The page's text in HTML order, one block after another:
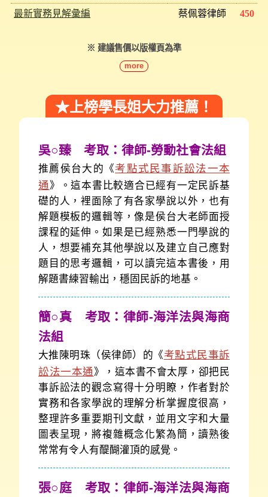
最新實務見解彙編 蔡佩蓉律師 450
※ 建議售價以版權頁為準
more
★上榜學長姐大力推薦！
吳○臻 考取：律師-勞動社會法組
推薦侯台大的《考點式民事訴訟法一本
通》。這本書比較適合已經有一定民訴基
礎的人，裡面除了有各家學說以外，也有
解題模板的邏輯等，像是侯台大老師面授
課程的延伸。如果是已經熟悉一門學說的
人，想要補充其他學說以及建立自己應對
題目的思考邏輯，可以讀完這本書後，用
解題書練習輸出，穩固民訴的地基。
簡○真 考取：律師-海洋法與海商
法組
大推陳明珠（侯律師）的《考點式民事訴
訟法一本通》，這本書不會太厚，卻把民
事訴訟法的觀念寫得十分明瞭，作者對於
實務和各家學說的理解分析掌握度很高，
整理許多重要期刊文獻，並用文字和大量
圖表呈現，將複雜概念化繁為簡，讀熟後
常常有令人有醍醐灌頂的感覺。
張○庭 考取：律師-海洋法與海商